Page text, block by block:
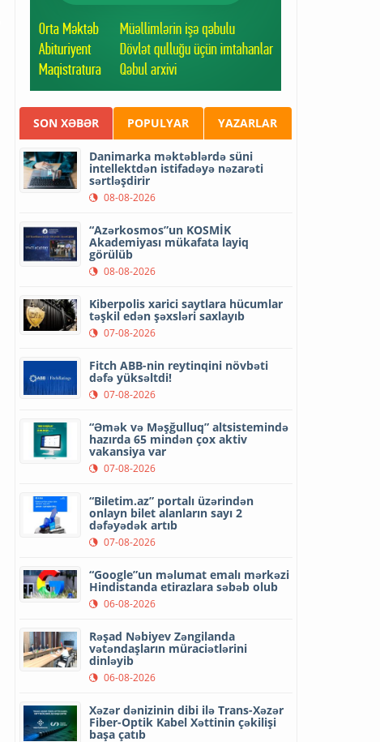
SON XƏBƏR POPULYAR YAZARLAR
Danimarka məktəblərdə süni
intellektdən istifadəyə nəzarəti
sərtləşdirir
08-08-2026
“Azərkosmos”un KOSMİK
Akademiyası mükafata layiq
görülüb
08-08-2026
Kiberpolis xarici saytlara hücumlar
təşkil edən şəxsləri saxlayıb
07-08-2026
Fitch ABB-nin reytinqini növbəti
dəfə yüksəltdi!
07-08-2026
“Əmək və Məşğulluq” altsistemində
hazırda 65 mindən çox aktiv
vakansiya var
07-08-2026
“Biletim.az” portalı üzərindən
onlayn bilet alanların sayı 2
dəfəyədək artıb
07-08-2026
“Google”un məlumat emalı mərkəzi
Hindistanda etirazlara səbəb olub
06-08-2026
Rəşad Nəbiyev Zəngilanda
vətəndaşların müraciətlərini
dinləyib
06-08-2026
Xəzər dənizinin dibi ilə Trans-Xəzər
Fiber-Optik Kabel Xəttinin çəkilişi
başa çatıb